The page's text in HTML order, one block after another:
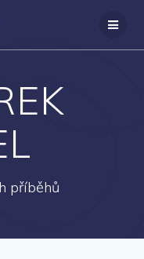
příběhů